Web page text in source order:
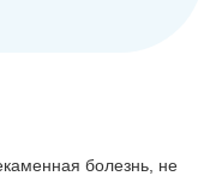
болезнь, не